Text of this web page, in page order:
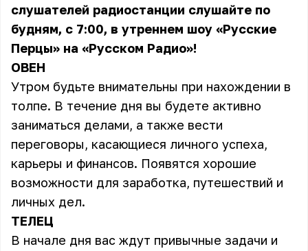
слушателей радиостанции слушайте по
будням, с 7:00, в утреннем шоу «Русские
Перцы» на «Русском Радио»!
ОВЕН
Утром будьте внимательны при нахождении в
толпе. В течение дня вы будете активно
заниматься делами, а также вести
переговоры, касающиеся личного успеха,
карьеры и финансов. Появятся хорошие
возможности для заработка, путешествий и
личных дел.
ТЕЛЕЦ
В начале дня вас ждут привычные задачи и